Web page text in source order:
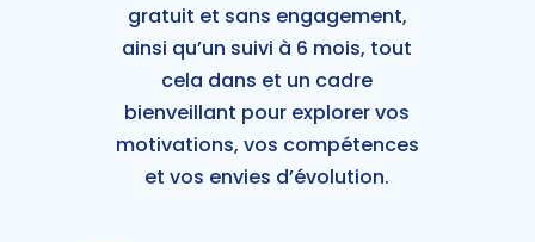
gratuit et sans engagement,
ainsi qu’un suivi à 6 mois, tout
cela dans et un cadre
bienveillant pour explorer vos
motivations, vos compétences
et vos envies d’évolution.